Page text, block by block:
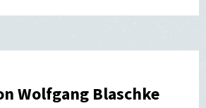
Wolfgang Blaschke